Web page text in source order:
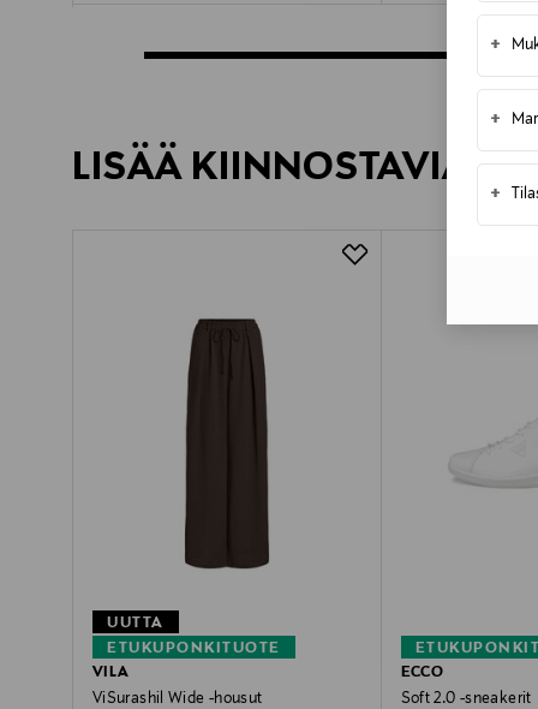
+
+
+
LISÄÄ KIINNOSTAVIA
ETUKUPONKITUOTE
UUTTA
VILA
ViSurashil Wide -housut
ECCO
Soft 2.0 -sneakerit